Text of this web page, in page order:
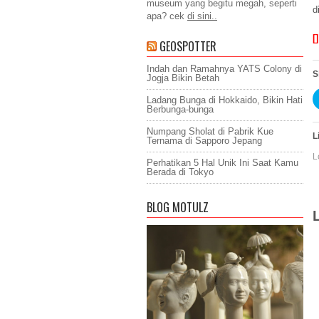
[]
museum yang begitu megah, seperti
apa? cek di sini..
GEOSPOTTER
Indah dan Ramahnya YATS Colony di
Jogja Bikin Betah
Ladang Bunga di Hokkaido, Bikin Hati
Berbunga-bunga
Numpang Sholat di Pabrik Kue
Ternama di Sapporo Jepang
Perhatikan 5 Hal Unik Ini Saat Kamu
Berada di Tokyo
BLOG MOTULZ